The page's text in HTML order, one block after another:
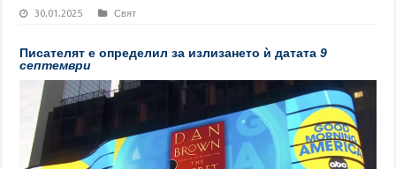
30.01.2025 Свят
Писателят е определил за излизането ѝ датата9
септември